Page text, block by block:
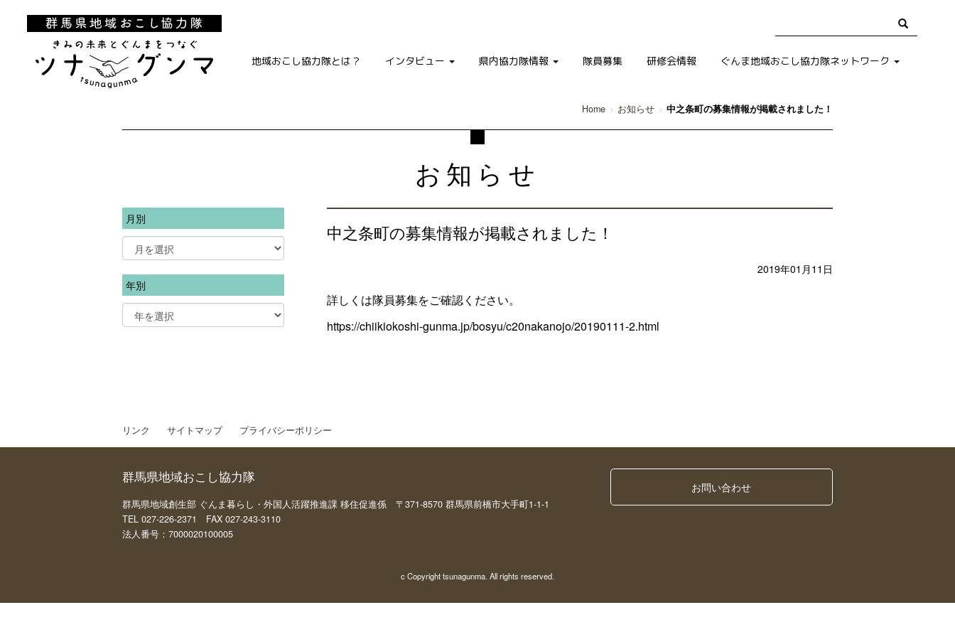
地域おこし協力隊とは？ インタビュー 県内協力隊情報 隊員募集 研修会情報 ぐんま地域おこし協力隊ネットワーク
Home お知らせ 中之条町の募集情報が掲載されました！
お知らせ
中之条町の募集情報が掲載されました！
2019年01月11日
詳しくは隊員募集をご確認ください。
https://chiikiokoshi-gunma.jp/bosyu/c20nakanojo/20190111-2.html
月別
年別
リンク サイトマップ プライバシーポリシー
群馬県地域おこし協力隊
群馬県地域創生部 ぐんま暮らし・外国人活躍推進課 移住促進係 〒371-8570 群馬県前橋市大手町1-1-1
TEL 027-226-2371 FAX 027-243-3110
法人番号：7000020100005
お問い合わせ
c Copyright tsunagunma. All rights reserved.